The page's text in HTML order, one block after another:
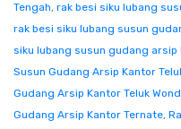
Tengah, rak besi siku lubang
rak besi siku lubang susun
siku lubang susun gudang arsip
Susun Gudang Arsip Kantor
Gudang Arsip Kantor Teluk
Gudang Arsip Kantor Ternate,